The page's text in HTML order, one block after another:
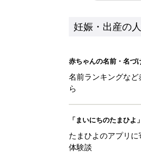
妊娠・出産の
赤ちゃんの名前・名づ
名前ランキングな
ら
「まいにちのたまひよ
たまひよのアプリ
体験談